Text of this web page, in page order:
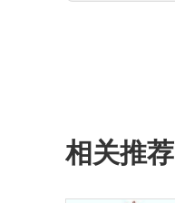
相关推荐